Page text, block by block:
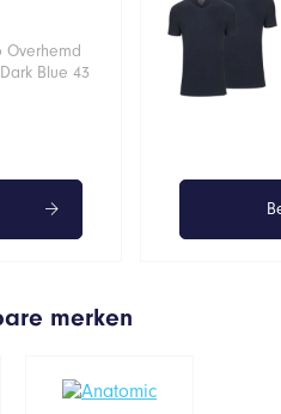
Overhemd
Blue 43
merken